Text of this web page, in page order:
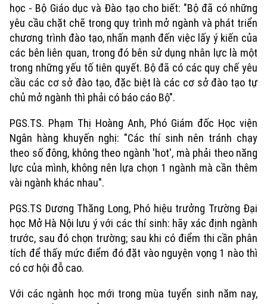
học - Bộ Giáo dục và Đào tạo cho biết: "Bộ đã có những
yêu cầu chặt chẽ trong quy trình mở ngành và phát triển
chương trình đào tạo, nhấn mạnh đến việc lấy ý kiến của
các bên liên quan, trong đó bên sử dụng nhân lực là một
trong những yếu tố tiên quyết. Bộ đã có các quy chế yêu
cầu các cơ sở đào tạo, đặc biệt là các cơ sở đào tạo tự
chủ mở ngành thì phải có báo cáo Bộ".
PGS.TS. Phạm Thị Hoàng Anh, Phó Giám đốc Học viện
Ngân hàng khuyến nghị: "Các thí sinh nên tránh chạy
theo số đông, không theo ngành 'hot', mà phải theo năng
lực của mình, không nên lựa chọn 1 ngành mà cần thêm
vài ngành khác nhau".
PGS.TS Dương Thăng Long, Phó hiệu trưởng Trường Đại
học Mở Hà Nội lưu ý với các thí sinh: hãy xác định ngành
trước, sau đó chọn trường; sau khi có điểm thi cần phân
tích để thấy mức điểm đó đặt vào nguyện vọng 1 nào thì
có cơ hội đỗ cao.
Với các ngành học mới trong mùa tuyển sinh năm nay,